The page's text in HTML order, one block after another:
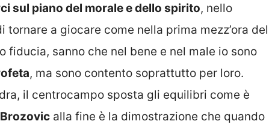
sul piano del morale e dello spirito, nello
a giocare come nella prima mezz’ora del
fiducia, sanno che nel bene e nel male io sono
, ma sono contento soprattutto per loro.
il centrocampo sposta gli equilibri come è
Brozovic alla fine è la dimostrazione che quando